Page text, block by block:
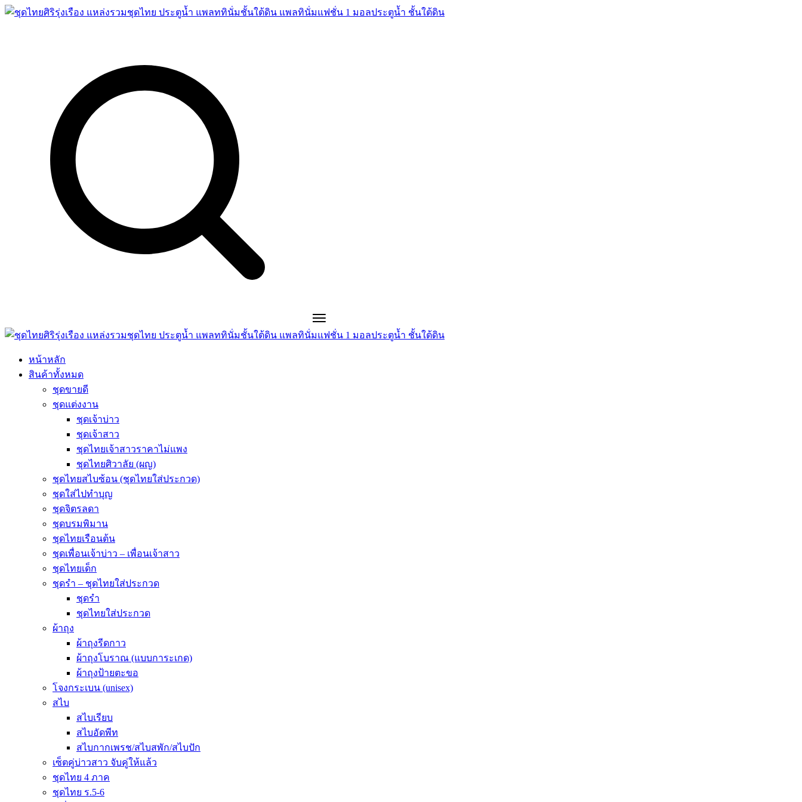
หน้าหลัก
สินค้าทั้งหมด
ชุดขายดี
ชุดแต่งงาน
ชุดเจ้าบ่าว
ชุดเจ้าสาว
ชุดไทยเจ้าสาวราคาไม่แพง
ชุดไทยศิวาลัย (ผญ)
ชุดไทยสไบซ้อน (ชุดไทยใส่ประกวด)
ชุดใส่ไปทำบุญ
ชุดจิตรลดา
ชุดบรมพิมาน
ชุดไทยเรือนต้น
ชุดเพื่อนเจ้าบ่าว – เพื่อนเจ้าสาว
ชุดไทยเด็ก
ชุดรำ – ชุดไทยใส่ประกวด
ชุดรำ
ชุดไทยใส่ประกวด
ผ้าถุง
ผ้าถุงรีดกาว
ผ้าถุงโบราณ (แบบการะเกด)
ผ้าถุงป้ายตะขอ
โจงกระเบน (unisex)
สไบ
สไบเรียบ
สไบอัดพีท
สไบกากเพรช/สไบสพัก/สไบปัก
เซ็ตคู่บ่าวสาว จับคู่ให้แล้ว
ชุดไทย 4 ภาค
ชุดไทย ร.5-6